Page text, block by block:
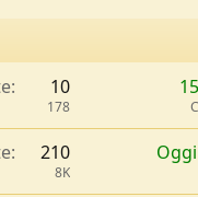
10
178
210
8K